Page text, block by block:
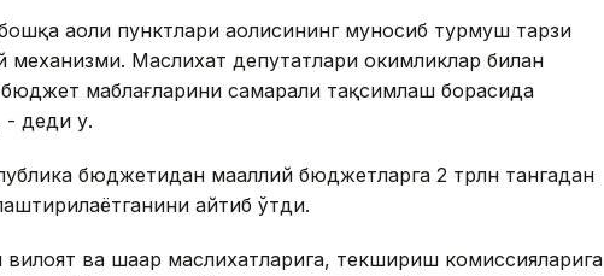
аҳоли пунктлари аҳолисининг муносиб турмуш тарзи
Маслихат депутатлари ҳокимликлар билан
бюджет маблағларини самарали тақсимлаш борасида
- деди у.
бюджетидан маҳаллий бюджетларга 2 трлн тангадан
айтиб ўтди.
ва шаҳар маслихатларига, текшириш комиссияларига